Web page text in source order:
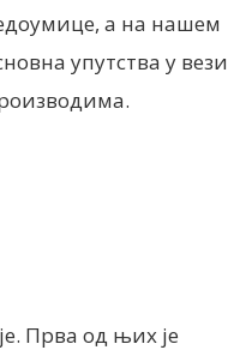
а на нашем
упутства у вези
Прва од њих је